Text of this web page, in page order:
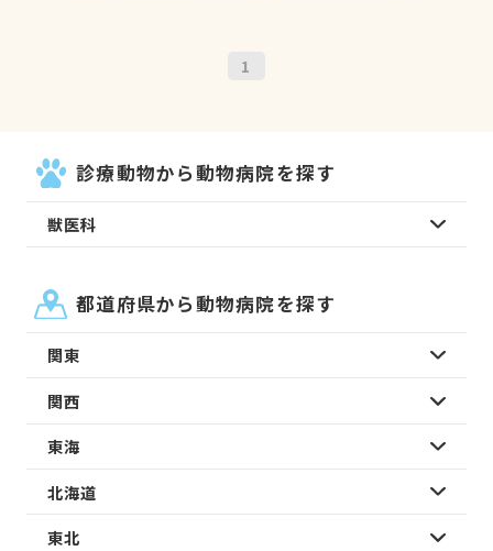
1
診療動物から動物病院を探す
獣医科
都道府県から動物病院を探す
関東
関西
東海
北海道
東北